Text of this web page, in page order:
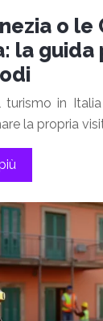
o le
la guida
turismo in
la propria